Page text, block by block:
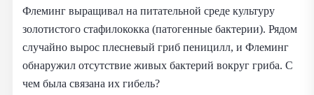
Флеминг выращивал на питательной среде культуру
золотистого стафилококка (патогенные бактерии). Рядом
случайно вырос плесневый гриб пеницилл, и Флеминг
обнаружил отсутствие живых бактерий вокруг гриба. С
чем была связана их гибель?